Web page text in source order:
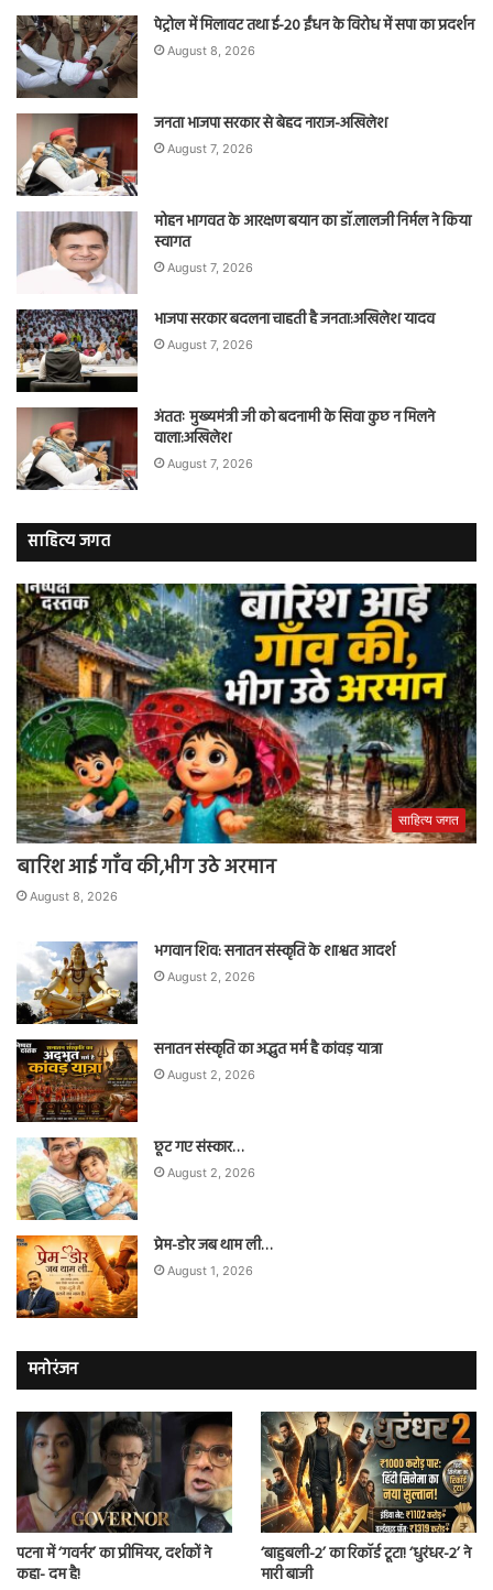
पेट्रोल में मिलावट तथा ई-20 ईंधन के विरोध में सपा का प्रदर्शन
August 8, 2026
जनता भाजपा सरकार से बेहद नाराज-अखिलेश
August 7, 2026
मोहन भागवत के आरक्षण बयान का डॉ.लालजी निर्मल ने किया
स्वागत
August 7, 2026
भाजपा सरकार बदलना चाहती है जनता:अखिलेश यादव
August 7, 2026
अंततः मुख्यमंत्री जी को बदनामी के सिवा कुछ न मिलने
वाला:अखिलेश
August 7, 2026
साहित्य जगत
साहित्य जगत
बारिश आई गाँव की,भीग उठे अरमान
August 8, 2026
भगवान शिव: सनातन संस्कृति के शाश्वत आदर्श
August 2, 2026
सनातन संस्कृति का अद्भुत मर्म है कांवड़ यात्रा
August 2, 2026
छूट गए संस्कार…
August 2, 2026
प्रेम-डोर जब थाम ली…
August 1, 2026
मनोरंजन
पटना में ‘गवर्नर’ का प्रीमियर, दर्शकों ने
कहा- दम है!
‘बाहुबली-2’ का रिकॉर्ड टूटा! ‘धुरंधर-2’ ने
मारी बाजी